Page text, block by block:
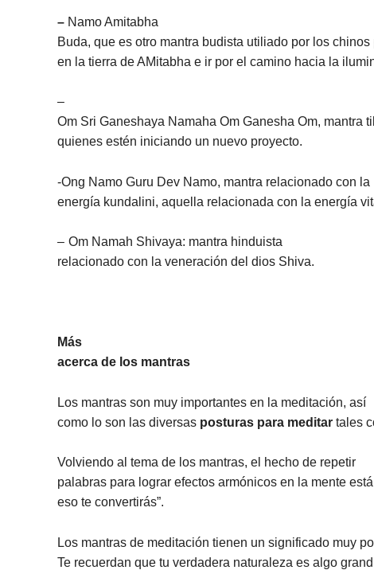
– Namo Amitabha
Buda, que es otro mantra budista utiliado por los
en la tierra de AMitabha e ir por el camino hacia la
–
Om Sri Ganeshaya Namaha Om Ganesha Om, mantra
quienes estén iniciando un nuevo proyecto.
-Ong Namo Guru Dev Namo, mantra relacionado con la
energía kundalini, aquella relacionada con la energía
– Om Namah Shivaya: mantra hinduista
relacionado con la veneración del dios Shiva.
Más
acerca de los mantras
Los mantras son muy importantes en la meditación, así
como lo son las diversas posturas para meditar tales
Volviendo al tema de los mantras, el hecho de repetir
palabras para lograr efectos armónicos en la mente
eso te convertirás”.
Los mantras de meditación tienen un significado muy
Te recuerdan que tu verdadera naturaleza es algo